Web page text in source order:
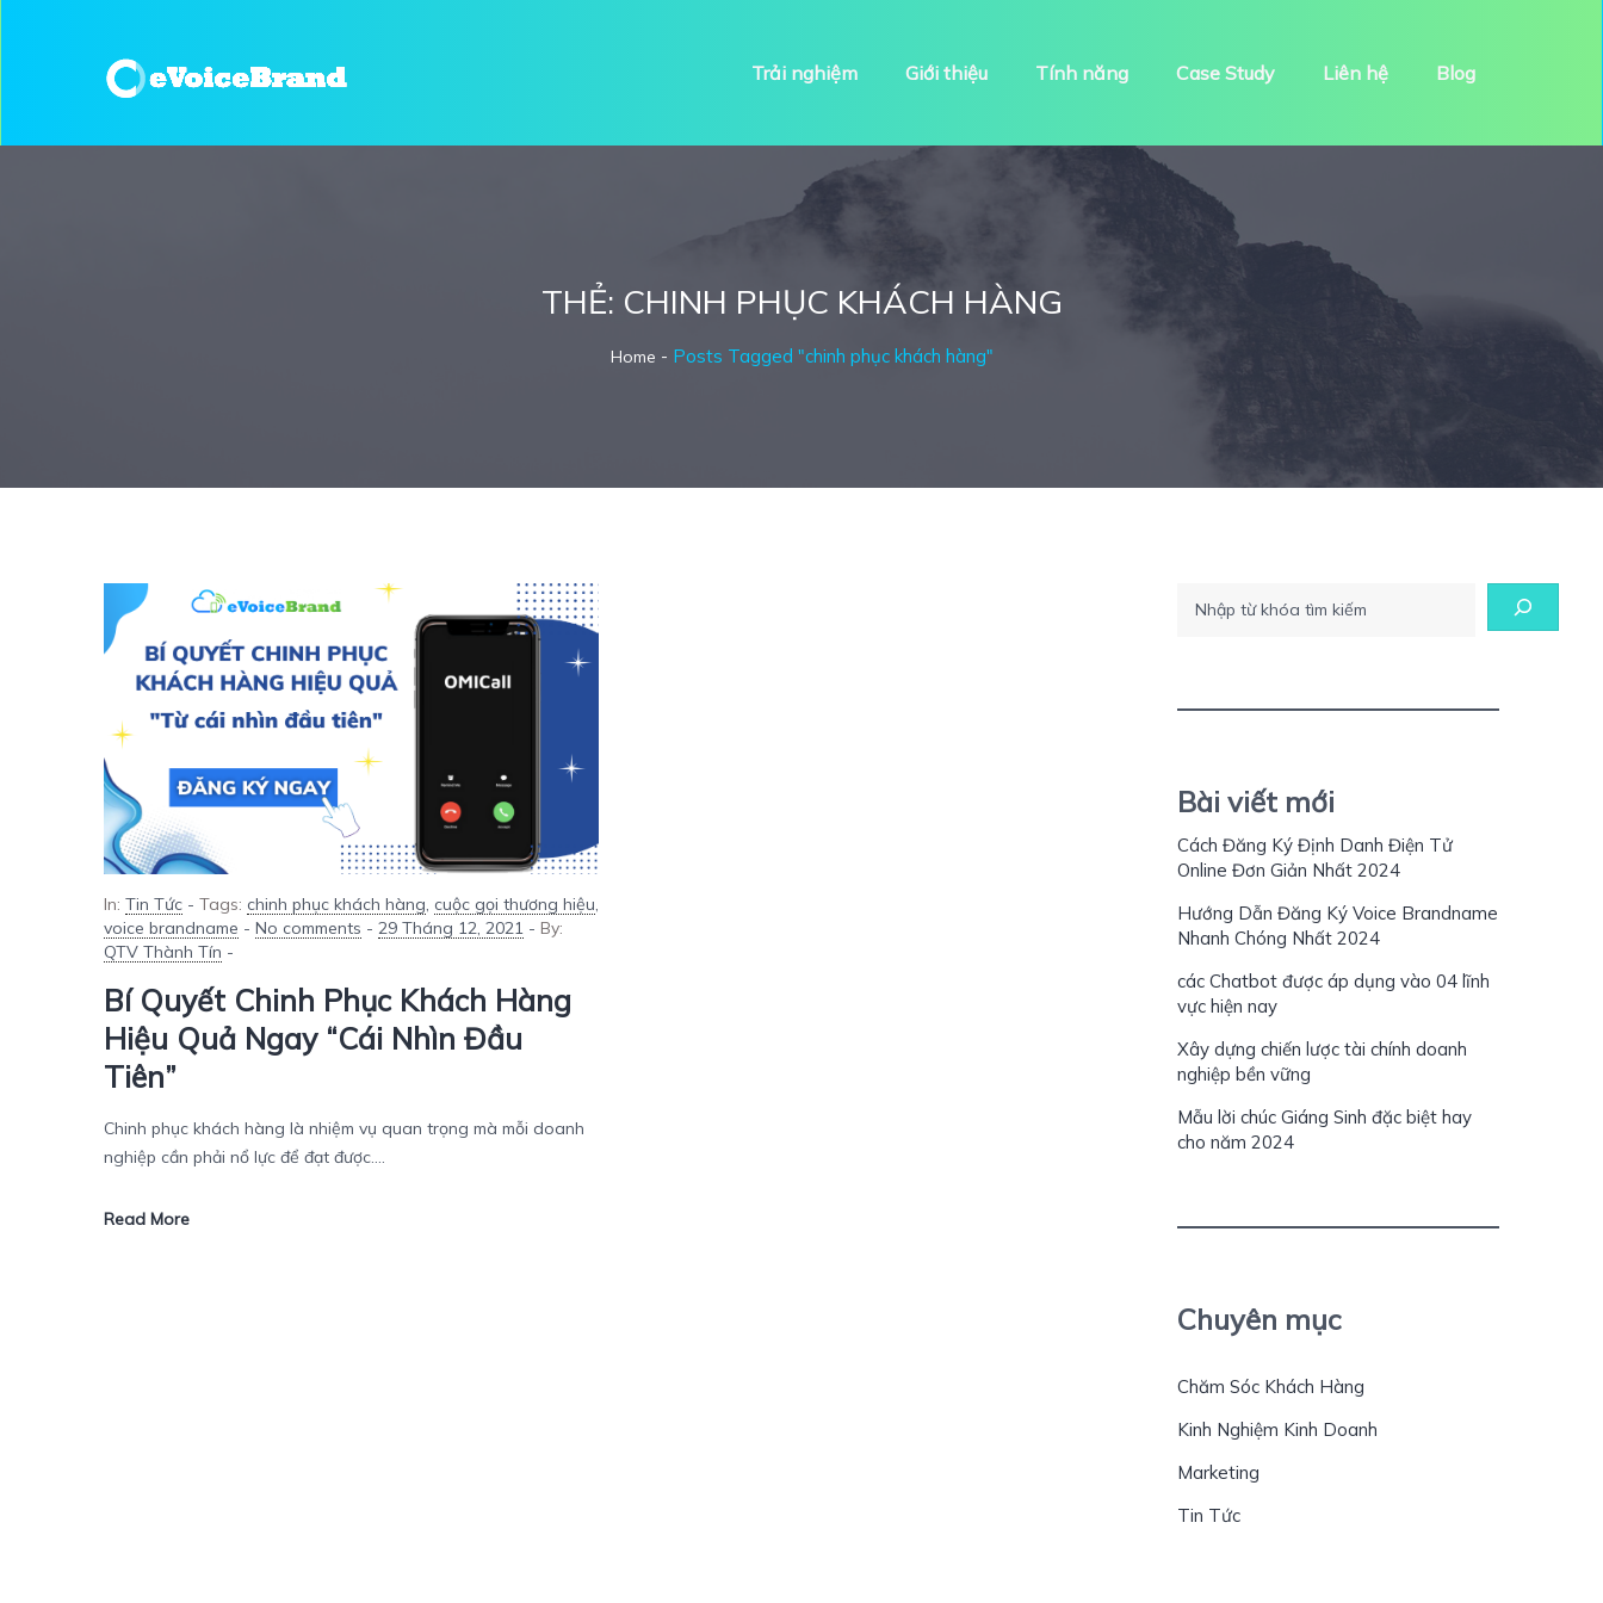
Trải nghiệm Giới thiệu Tính năng Case Study Liên hệ Blog
THẺ: CHINH PHỤC KHÁCH HÀNG
Home - Posts Tagged "chinh phục khách hàng"
In: Tin Tức - Tags: chinh phục khách hàng, cuộc gọi thương hiệu,
voice brandname - No comments - 29 Tháng 12, 2021 - By:
QTV Thành Tín -
Bí Quyết Chinh Phục Khách Hàng
Hiệu Quả Ngay “cái Nhìn Đầu
Tiên”
Chinh phục khách hàng là nhiệm vụ quan trọng mà mỗi doanh
nghiệp cần phải nổ lực để đạt được....
Read More
Bài viết mới
Cách Đăng Ký Định Danh Điện Tử
Online Đơn Giản Nhất 2024
Hướng Dẫn Đăng Ký Voice Brandname
Nhanh Chóng Nhất 2024
các Chatbot được áp dụng vào 04 lĩnh
vực hiện nay
Xây dựng chiến lược tài chính doanh
nghiệp bền vững
Mẫu lời chúc Giáng Sinh đặc biệt hay
cho năm 2024
Chuyên mục
Chăm Sóc Khách Hàng
Kinh Nghiệm Kinh Doanh
Marketing
Tin Tức